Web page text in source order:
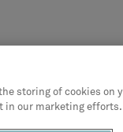
storing of cookies on
in our marketing efforts.